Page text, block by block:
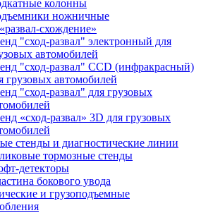
колонны
ножничные
схождение»
"сход-развал" электронный для
автомобилей
"сход-развал" CCD (инфракрасный)
грузовых автомобилей
"сход-развал" для грузовых
«сход-развал» 3D для грузовых
стенды и диагностические линии
тормозные стенды
детекторы
бокового увода
и грузоподъемные